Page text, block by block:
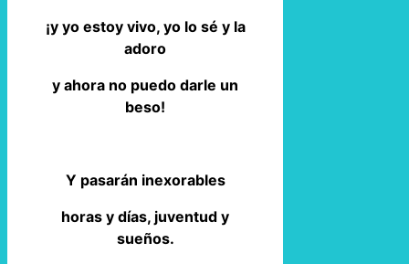
¡y yo estoy vivo, yo lo sé y la
adoro
y ahora no puedo darle un
beso!
Y pasarán inexorables
horas y días, juventud y
sueños.